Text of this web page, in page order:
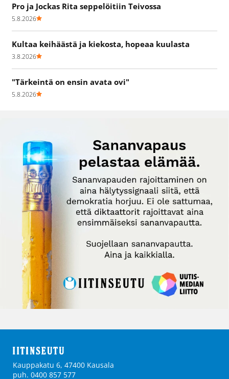
Pro ja Jockas Rita seppelöitiin Teivossa
5.8.2026
Kultaa keihäästä ja kiekosta, hopeaa kuulasta
3.8.2026
"Tärkeintä on ensin avata ovi"
5.8.2026
Kauppakatu 6, 47400 Kausala
puh. 0400 857 577